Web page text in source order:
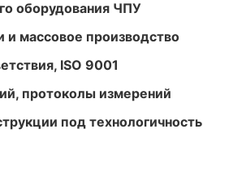
оборудования ЧПУ
и массовое производство
ISO 9001
протоколы измерений
под технологичность